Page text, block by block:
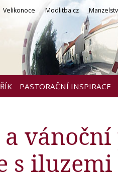
Velikonoce Modlitba.cz
PASTORAČNÍ INSPIRACE
s